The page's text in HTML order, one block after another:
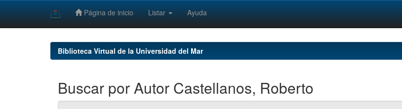
Página de inicio Listar Ayuda
Biblioteca Virtual de la Universidad del Mar
Buscar por Autor Castellanos, Roberto